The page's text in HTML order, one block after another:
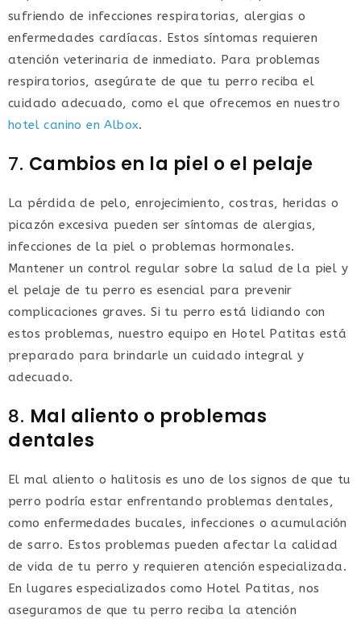
sufriendo de infecciones respiratorias, alergias o
enfermedades cardíacas. Estos síntomas requieren
atención veterinaria de inmediato. Para problemas
respiratorios, asegúrate de que tu perro reciba el
cuidado adecuado, como el que ofrecemos en nuestro
hotel canino en Albox.
7. Cambios en la piel o el pelaje
La pérdida de pelo, enrojecimiento, costras, heridas o
picazón excesiva pueden ser síntomas de alergias,
infecciones de la piel o problemas hormonales.
Mantener un control regular sobre la salud de la piel y
el pelaje de tu perro es esencial para prevenir
complicaciones graves. Si tu perro está lidiando con
estos problemas, nuestro equipo en Hotel Patitas está
preparado para brindarle un cuidado integral y
adecuado.
8. Mal aliento o problemas
dentales
El mal aliento o halitosis es uno de los signos de que tu
perro podría estar enfrentando problemas dentales,
como enfermedades bucales, infecciones o acumulación
de sarro. Estos problemas pueden afectar la calidad
de vida de tu perro y requieren atención especializada.
En lugares especializados como Hotel Patitas, nos
aseguramos de que tu perro reciba la atención